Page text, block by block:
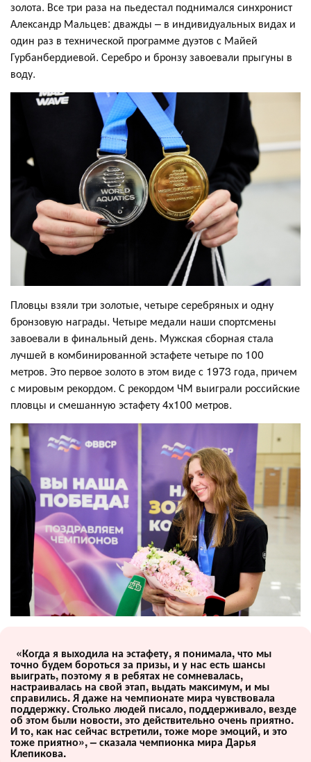
золота. Все три раза на пьедестал поднимался синхронист
Александр Мальцев: дважды – в индивидуальных видах и
один раз в технической программе дуэтов с Майей
Гурбанбердиевой. Серебро и бронзу завоевали прыгуны в
воду.
Пловцы взяли три золотые, четыре серебряных и одну
бронзовую награды. Четыре медали наши спортсмены
завоевали в финальный день. Мужская сборная стала
лучшей в комбинированной эстафете четыре по 100
метров. Это первое золото в этом виде с 1973 года, причем
с мировым рекордом. С рекордом ЧМ выиграли российские
пловцы и смешанную эстафету 4х100 метров.
«Когда я выходила на эстафету, я понимала, что мы
точно будем бороться за призы, и у нас есть шансы
выиграть, поэтому я в ребятах не сомневалась,
настраивалась на свой этап, выдать максимум, и мы
справились. Я даже на чемпионате мира чувствовала
поддержку. Столько людей писало, поддерживало, везде
об этом были новости, это действительно очень приятно.
И то, как нас сейчас встретили, тоже море эмоций, и это
тоже приятно», – сказала чемпионка мира Дарья
Клепикова.